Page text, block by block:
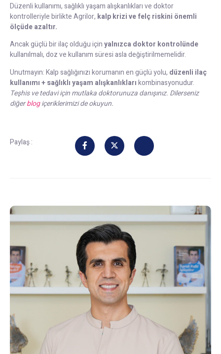
Düzenli kullanımı, sağlıklı yaşam alışkanlıkları ve doktor
kontrolleriyle birlikte Agrilor, kalp krizi ve felç riskini önemli
ölçüde azaltır.
Ancak güçlü bir ilaç olduğu içinyalnızca doktor kontrolünde
kullanılmalı, doz ve kullanım süresi asla değiştirilmemelidir.
Unutmayın: Kalp sağlığınızı korumanın en güçlü yolu, düzenli ilaç
kullanımı + sağlıklı yaşam alışkanlıklarıkombinasyonudur.
Teşhis ve tedavi için mutlaka doktorunuza danışınız. Dilerseniz
diğerblogiçeriklerimizi de okuyun.
Paylaş :